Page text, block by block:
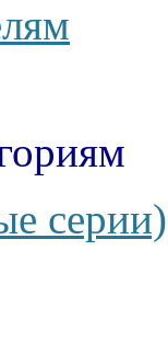
серии)